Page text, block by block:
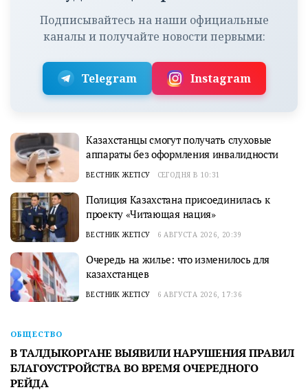
Подписывайтесь на наши официальные
каналы и получайте новости первыми:
Telegram Instagram
Казахстанцы смогут получать слуховые
аппараты без оформления инвалидности
ВЕСТНИК ЖЕТІСУ СЕГОДНЯ В 10:31
Полиция Казахстана присоединилась к
проекту «Читающая нация»
ВЕСТНИК ЖЕТІСУ 6 АВГУСТА 2026, 20:39
Очередь на жилье: что изменилось для
казахстанцев
ВЕСТНИК ЖЕТІСУ 6 АВГУСТА 2026, 17:36
ОБЩЕСТВО
В ТАЛДЫКОРГАНЕ ВЫЯВИЛИ НАРУШЕНИЯ ПРАВИЛ
БЛАГОУСТРОЙСТВА ВО ВРЕМЯ ОЧЕРЕДНОГО
РЕЙДА